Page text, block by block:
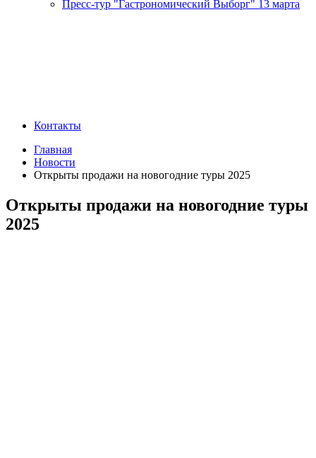
Пресс-тур "Гастрономический Выборг" 13 марта
Контакты
Главная
Новости
Открыты продажи на новогодние туры 2025
Открыты продажи на новогодние туры
2025